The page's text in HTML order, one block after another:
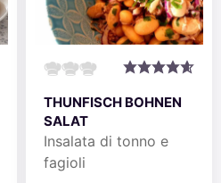
THUNFISCH BOHNEN
SALAT
Insalata di tonno e
fagioli